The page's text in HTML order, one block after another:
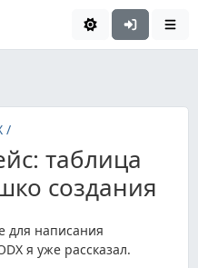
/
таблица
создания
для написания
я уже рассказал.